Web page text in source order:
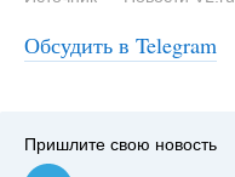
Обсудить в Telegram
#3
Пришлите свою новость